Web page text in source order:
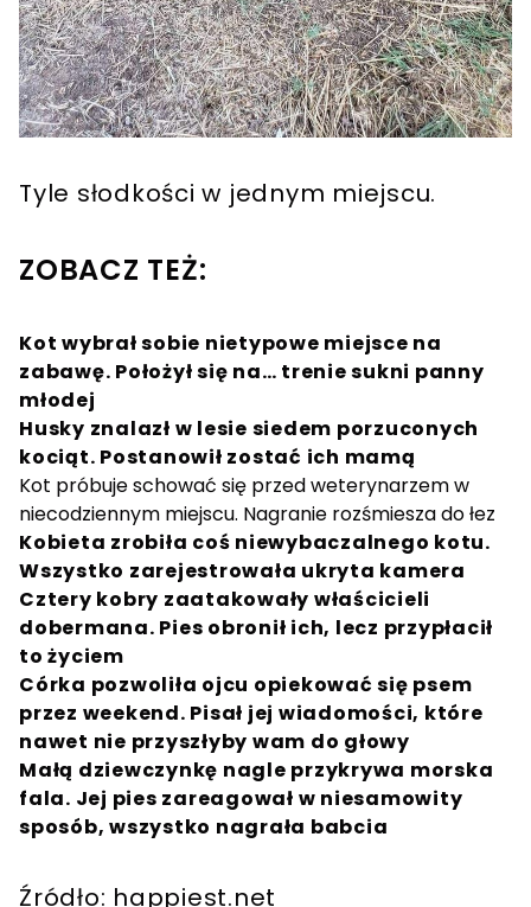
Tyle słodkości w jednym miejscu.
ZOBACZ TEŻ:
Kot wybrał sobie nietypowe miejsce na
zabawę. Położył się na… trenie sukni panny
młodej
Husky znalazł w lesie siedem porzuconych
kociąt. Postanowił zostać ich mamą
Kot próbuje schować się przed weterynarzem w
niecodziennym miejscu. Nagranie rozśmiesza do łez
Kobieta zrobiła coś niewybaczalnego kotu.
Wszystko zarejestrowała ukryta kamera
Cztery kobry zaatakowały właścicieli
dobermana. Pies obronił ich, lecz przypłacił
to życiem
Córka pozwoliła ojcu opiekować się psem
przez weekend. Pisał jej wiadomości, które
nawet nie przyszłyby wam do głowy
Małą dziewczynkę nagle przykrywa morska
fala. Jej pies zareagował w niesamowity
sposób, wszystko nagrała babcia
Źródło: happiest.net